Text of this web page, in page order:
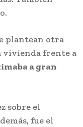
plantean otra
vivienda frente a
a gran
sobre el
fue el